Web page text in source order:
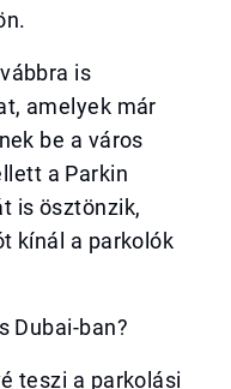
is
amelyek már
be a város
a Parkin
is ösztönzik,
kínál a parkolók
Dubai-ban?
teszi a parkolási